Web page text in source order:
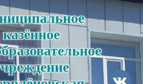
казённое